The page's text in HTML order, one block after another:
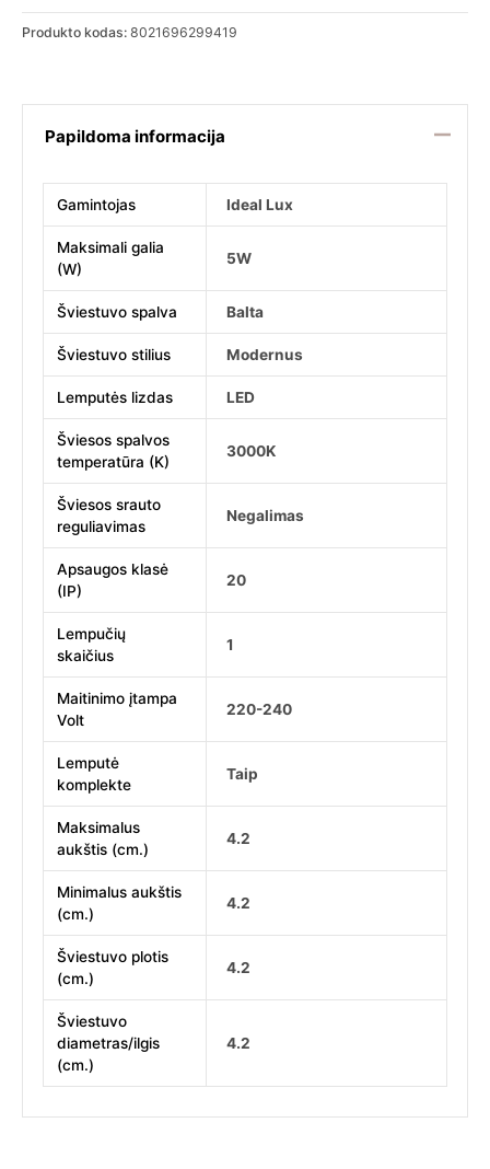
299419
Produkto kodas: 8021696299419
Papildoma informacija
Gamintojas Ideal Lux
Maksimali galia
(W)
5W
Šviestuvo spalva Balta
Šviestuvo stilius Modernus
Lemputės lizdas LED
Šviesos spalvos
temperatūra (K)
3000K
Šviesos srauto
reguliavimas
Negalimas
Apsaugos klasė
(IP)
20
Lempučių
skaičius
1
Maitinimo įtampa
Volt
220-240
Lemputė
komplekte
Taip
Maksimalus
aukštis (cm.)
4.2
Minimalus aukštis
(cm.)
4.2
Šviestuvo plotis
(cm.)
4.2
Šviestuvo
diametras/ilgis
(cm.)
4.2